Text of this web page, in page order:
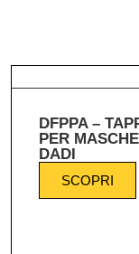
DFPPA –
PER
DADI
SCOPRI